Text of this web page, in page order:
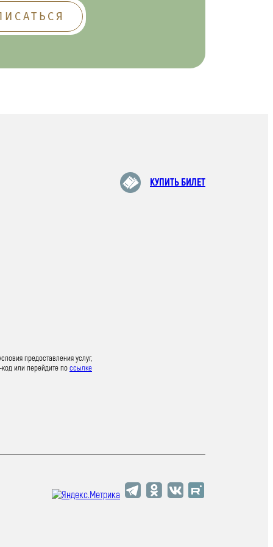
КУПИТЬ БИЛЕТ
предоставления услуг,
код или перейдите поссылке